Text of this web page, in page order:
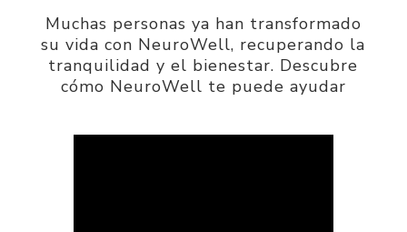
Muchas personas ya han transformado
su vida con NeuroWell, recuperando la
tranquilidad y el bienestar. Descubre
cómo NeuroWell te puede ayudar